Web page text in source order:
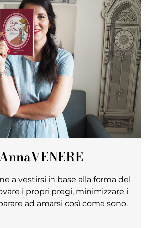
VENERE
a vestirsi in base alla forma del
i propri pregi, minimizzare i
ad amarsi così come sono.